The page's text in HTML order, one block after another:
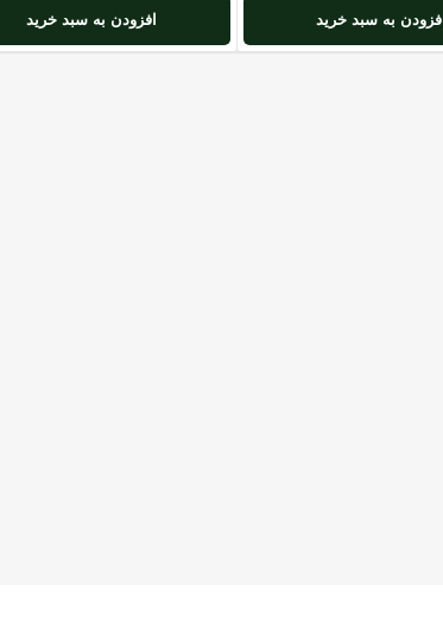
افزودن به سبد خرید افزودن به سبد خرید